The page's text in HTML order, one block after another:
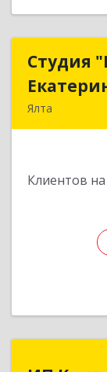
Студия
Ялта
Клиентов